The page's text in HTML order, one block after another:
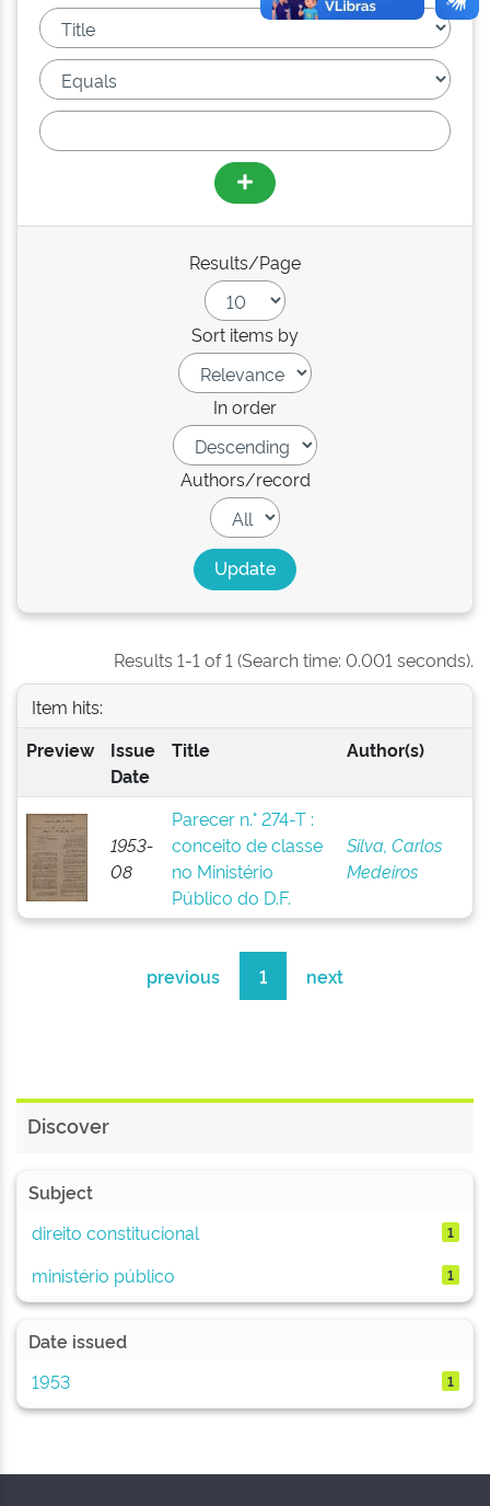
Results/Page
Sort items by
In order
Authors/record
Results 1-1 of 1 (Search time: 0.001 seconds).
Item hits:
Preview
Issue
Date
Title Author(s)
1953-
08
Parecer n.° 274-T :
conceito de classe
no Ministério
Público do D.F.
Silva, Carlos
Medeiros
previous 1 next
Discover
Subject
direito constitucional
1
ministério público 1
Date issued
1953
1